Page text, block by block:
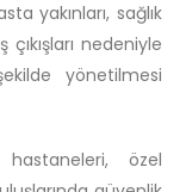
yakınları, sağlık
nedeniyle
yönetilmesi
özel